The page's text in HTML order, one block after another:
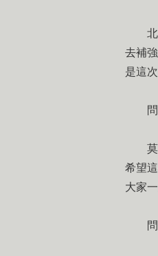
北京
去補
是這
問：
莫雷
希望
大家
問：